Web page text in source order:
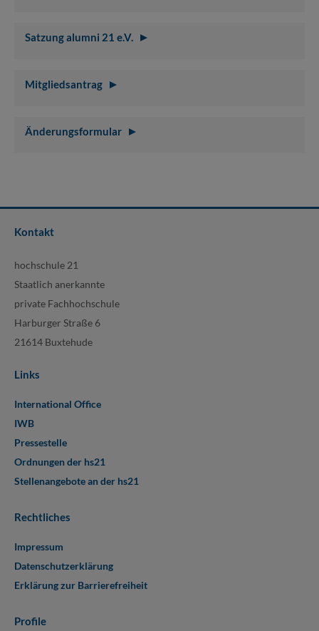
Satzung alumni 21 e.V.
Mitgliedsantrag
Änderungsformular
Kontakt
hochschule 21
Staatlich anerkannte
private Fachhochschule
Harburger Straße 6
21614 Buxtehude
Links
International Office
IWB
Pressestelle
Ordnungen der hs21
Stellenangebote an der hs21
Rechtliches
Impressum
Datenschutzerklärung
Erklärung zur Barrierefreiheit
Profile